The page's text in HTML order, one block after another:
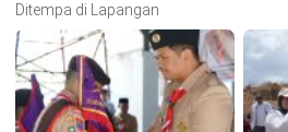
Ditempa di Lapangan